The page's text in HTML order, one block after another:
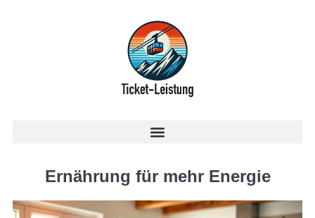
Ernährung für mehr Energie